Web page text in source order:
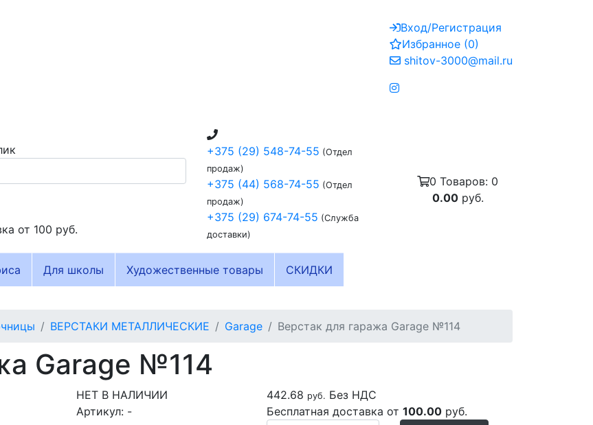
Вход/Регистрация
Избранное (0)
shitov-3000@mail.ru
+375 (29) 548-74-55 (Отдел
продаж)
+375 (44) 568-74-55 (Отдел
продаж)
+375 (29) 674-74-55 (Служба
доставки)
от 100 руб.
0 Товаров: 0
0.00руб.
Для школы Художественные товары СКИДКИ
ВЕРСТАКИ МЕТАЛЛИЧЕСКИЕ Garage Верстак для гаража Garage №114
Garage №114
442.68 руб. Без НДС
Бесплатная доставка от100.00 руб.
НЕТ В НАЛИЧИИ
Артикул: -